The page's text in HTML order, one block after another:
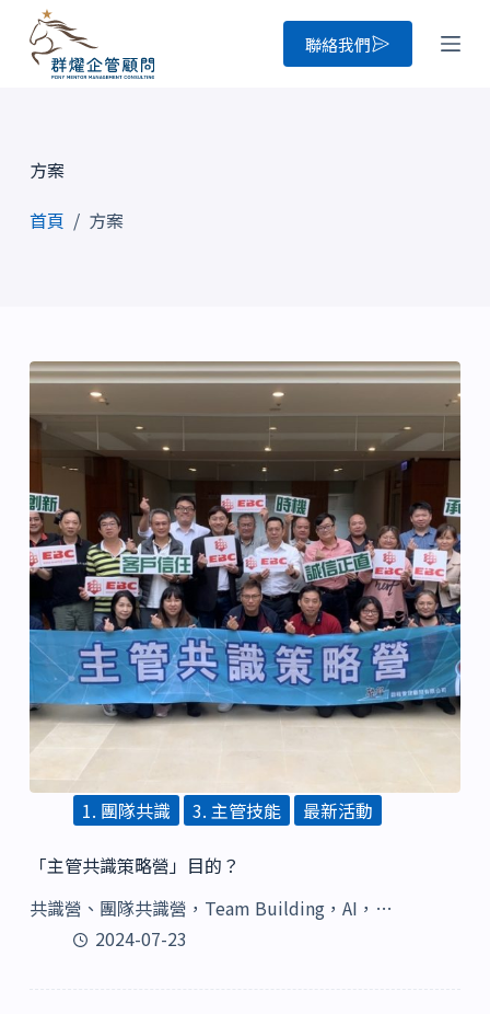
跳
至
容
聯絡我們
方案
首頁 / 方案
1. 團隊共識 3. 主管技能 最新活動
「主管共識策略營」目的？
共識營、團隊共識營，Team Building，AI，…
2024-07-23